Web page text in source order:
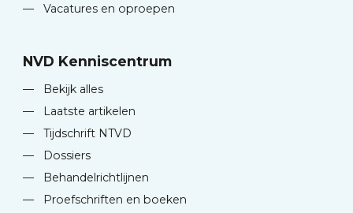
—
Vacatures en oproepen
NVD Kenniscentrum
—
Bekijk alles
—
Laatste artikelen
—
Tijdschrift NTVD
—
Dossiers
—
Behandelrichtlijnen
—
Proefschriften en boeken